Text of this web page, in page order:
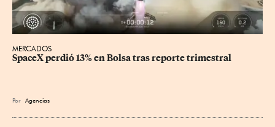
MERCADOS
SpaceX perdió 13% en Bolsa tras reporte trimestral
Por Agencias